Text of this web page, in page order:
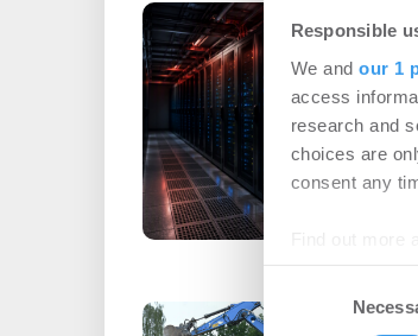
Responsible
We and our 1
access
research and
choices are
consent any
We use
Selection
unter
-